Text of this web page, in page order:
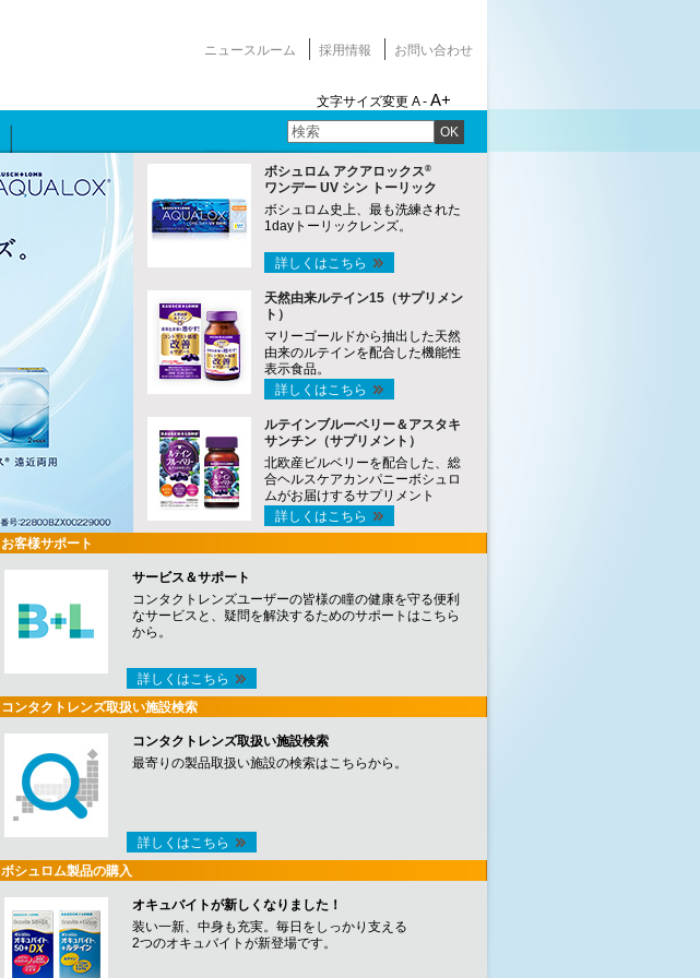
ニュースルーム 採用情報 お問い合わせ
文字サイズ変更 A - A+
OK
ボシュロム アクアロックス®
ワンデー UV シン トーリック
ボシュロム史上、最も洗練された
1dayトーリックレンズ。
詳しくはこちら
天然由来ルテイン15（サプリメン
ト）
マリーゴールドから抽出した天然
由来のルテインを配合した機能性
表示食品。
詳しくはこちら
ルテインブルーベリー＆アスタキ
サンチン（サプリメント）
北欧産ビルベリーを配合した、総
合ヘルスケアカンパニーボシュロ
ムがお届けするサプリメント
詳しくはこちら
お客様サポート
サービス＆サポート
コンタクトレンズユーザーの皆様の瞳の健康を守る便利
なサービスと、疑問を解決するためのサポートはこちら
から。
詳しくはこちら
コンタクトレンズ取扱い施設検索
コンタクトレンズ取扱い施設検索
最寄りの製品取扱い施設の検索はこちらから。
詳しくはこちら
ボシュロム製品の購入
オキュバイトが新しくなりました！
装い一新、中身も充実。毎日をしっかり支える
2つのオキュバイトが新登場です。